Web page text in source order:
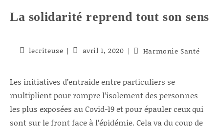
La solidarité reprend tout son sens
Auteur/autrice
publication :
lecriteuse
Publication
avril 1, 2020
PostHarmonie Santé
Les initiatives d’entraide entre particuliers se
multiplient pour rompre l’isolement des personnes
les plus exposées au Covid-19 et pour épauler ceux qui
sont sur le front face à l’épidémie. Cela va du coup de